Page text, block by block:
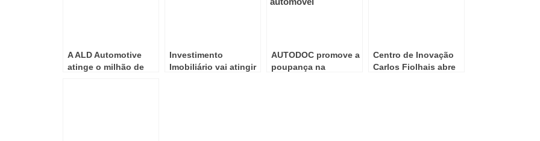
A ALD Automotive
atinge o milhão de
Investimento
Imobiliário vai atingir
AUTODOC promove a
poupança na
Centro de Inovação
Carlos Fiolhais abre